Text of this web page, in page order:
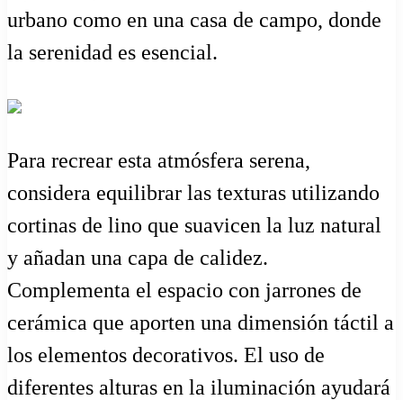
urbano como en una casa de campo, donde
la serenidad es esencial.
Para recrear esta atmósfera serena,
considera equilibrar las texturas utilizando
cortinas de lino que suavicen la luz natural
y añadan una capa de calidez.
Complementa el espacio con jarrones de
cerámica que aporten una dimensión táctil a
los elementos decorativos. El uso de
diferentes alturas en la iluminación ayudará